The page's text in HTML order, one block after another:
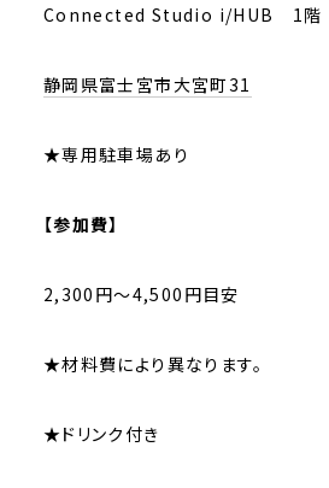
Connected Studio i/HUB 1階
静岡県富士宮市大宮町31
★専用駐車場あり
【参加費】
2,300円～4,500円目安
★材料費により異なります。
★ドリンク付き